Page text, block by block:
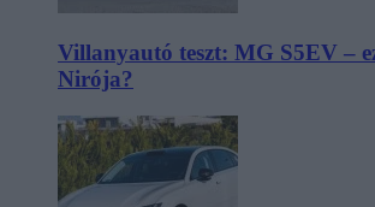
Villanyautó teszt: MG S5EV –
Nirója?